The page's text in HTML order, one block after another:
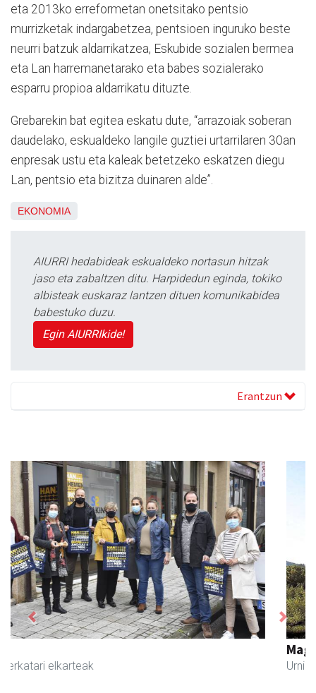
eta 2013ko erreformetan onetsitako pentsio
murrizketak indargabetzea, pentsioen inguruko beste
neurri batzuk aldarrikatzea, Eskubide sozialen bermea
eta Lan harremanetarako eta babes sozialerako
esparru propioa aldarrikatu dituzte.
Grebarekin bat egitea eskatu dute, “arrazoiak soberan
daudelako, eskualdeko langile guztiei urtarrilaren 30an
enpresak ustu eta kaleak betetzeko eskatzen diegu
Lan, pentsio eta bizitza duinaren alde”.
EKONOMIA
AIURRI hedabideak eskualdeko nortasun hitzak
jaso eta zabaltzen ditu. Harpidedun eginda, tokiko
albisteak euskaraz lantzen dituen komunikabidea
babestuko duzu.
Egin AIURRIkide!
Erantzun
Urnieta - Hezkuntza
Previous Next